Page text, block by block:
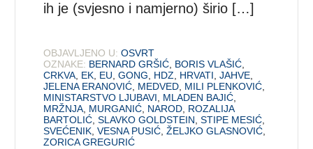
ih je (svjesno i namjerno) širio […]
OBJAVLJENO U: OSVRT
OZNAKE: BERNARD GRŠIĆ, BORIS VLAŠIĆ,
CRKVA, EK, EU,GONG, HDZ, HRVATI,JAHVE,
JELENA ERANOVIĆ, MEDVED, MILI PLENKOVIĆ,
MINISTARSTVO LJUBAVI, MLADEN BAJIĆ,
MRŽNJA, MURGANIĆ, NAROD, ROZALIJA
BARTOLIĆ,SLAVKO GOLDSTEIN,STIPE MESIĆ,
SVEĆENIK,VESNA PUSIĆ,ŽELJKO GLASNOVIĆ,
ZORICA GREGURIĆ